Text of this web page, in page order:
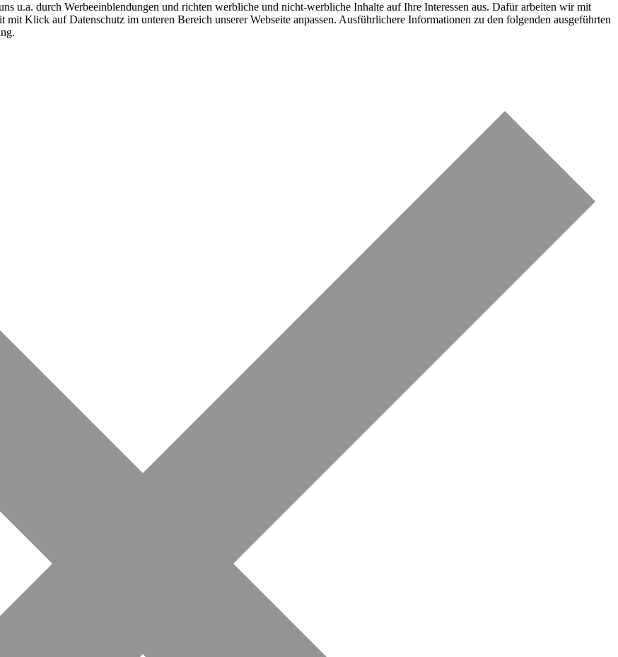
u.a. durch Werbeeinblendungen und richten werbliche und nicht-werbliche Inhalte auf Ihre Interessen aus. Dafür arbeiten wir mit
Klick auf Datenschutz im unteren Bereich unserer Webseite anpassen. Ausführlichere Informationen zu den folgenden ausgeführten